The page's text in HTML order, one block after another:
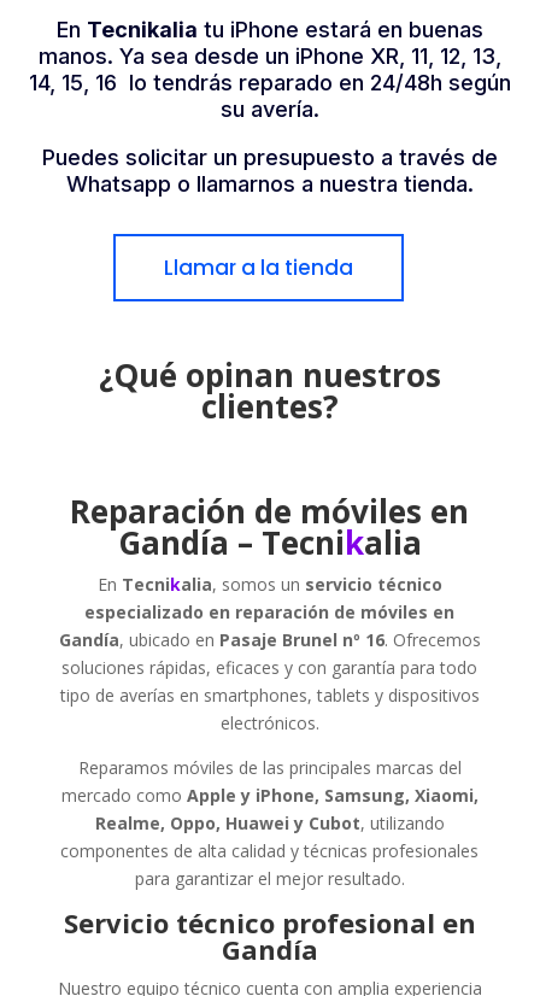
En Tecnikalia tu iPhone estará en buenas
manos. Ya sea desde un iPhone XR, 11, 12, 13,
14, 15, 16 lo tendrás reparado en 24/48h según
su avería.
Puedes solicitar un presupuesto a través de
Whatsapp o llamarnos a nuestra tienda.
Llamar a la tienda
¿Qué opinan nuestros
clientes?
Reparación de móviles en
Gandía – Tecnikalia
En Tecnikalia, somos un servicio técnico
especializado en reparación de móviles en
Gandía, ubicado en Pasaje Brunel nº 16. Ofrecemos
soluciones rápidas, eficaces y con garantía para todo
tipo de averías en smartphones, tablets y dispositivos
electrónicos.
Reparamos móviles de las principales marcas del
mercado como Apple y iPhone, Samsung, Xiaomi,
Realme, Oppo, Huawei y Cubot, utilizando
componentes de alta calidad y técnicas profesionales
para garantizar el mejor resultado.
Servicio técnico profesional en
Gandía
Nuestro equipo técnico cuenta con amplia experiencia